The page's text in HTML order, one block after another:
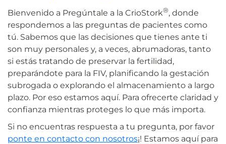
Bienvenido a Pregúntale a la CrioStork®, donde
respondemos a las preguntas de pacientes como
tú. Sabemos que las decisiones que tienes ante ti
son muy personales y, a veces, abrumadoras, tanto
si estás tratando de preservar la fertilidad,
preparándote para la FIV, planificando la gestación
subrogada o explorando el almacenamiento a largo
plazo. Por eso estamos aquí. Para ofrecerte claridad y
confianza mientras proteges lo que más importa.
Si no encuentras respuesta a tu pregunta, por favor
ponte en contacto con nosotros¡! Estamos aquí para